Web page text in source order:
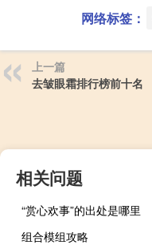
网络标签：
上一篇
去皱眼霜排行榜前十名
相关问题
“赏心欢事”的出处是哪里
组合模组攻略